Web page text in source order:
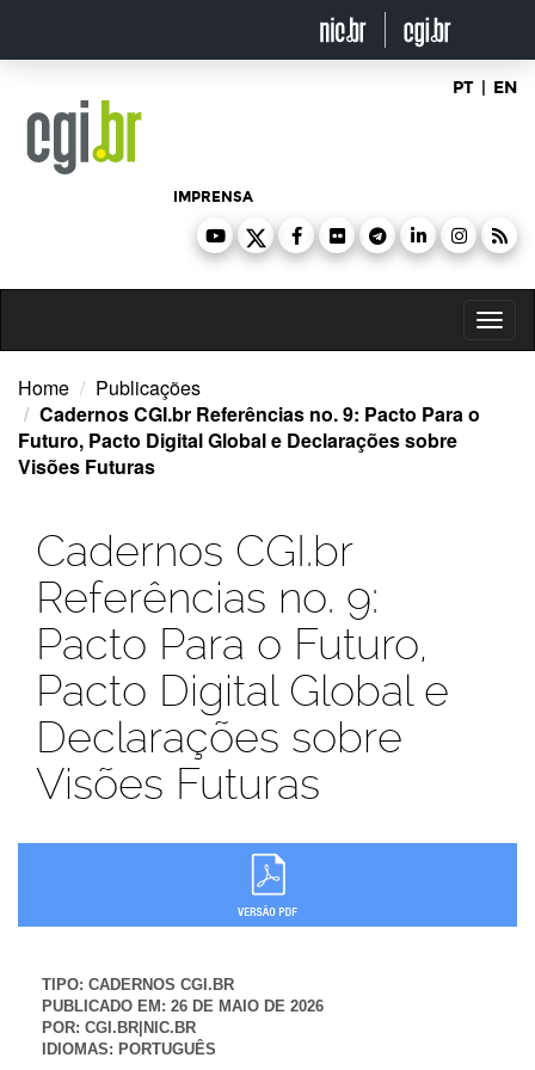
o
PT | EN
IMPRENSA
Home
Publicações
Cadernos CGI.br Referências no. 9: Pacto Para o
Futuro, Pacto Digital Global e Declarações sobre
Visões Futuras
Cadernos CGI.br
Referências no. 9:
Pacto Para o Futuro,
Pacto Digital Global e
Declarações sobre
Visões Futuras
TIPO: CADERNOS CGI.BR
PUBLICADO EM: 26 DE MAIO DE 2026
POR: CGI.BR|NIC.BR
IDIOMAS: PORTUGUÊS